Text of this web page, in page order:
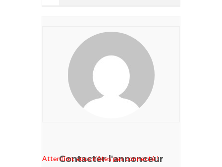
Contacter l'annonceur
Attention, vous n'êtes pas connecté !